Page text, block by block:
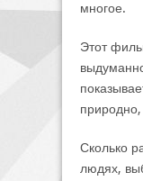
многое.
Этот
природно,
Сколько
людях,